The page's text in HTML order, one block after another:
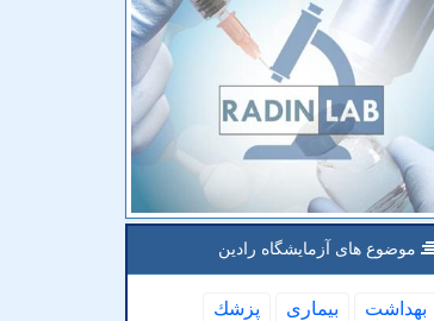
موضوع های آزمایشگاه رادین
بهداشت بیماری
پزشك